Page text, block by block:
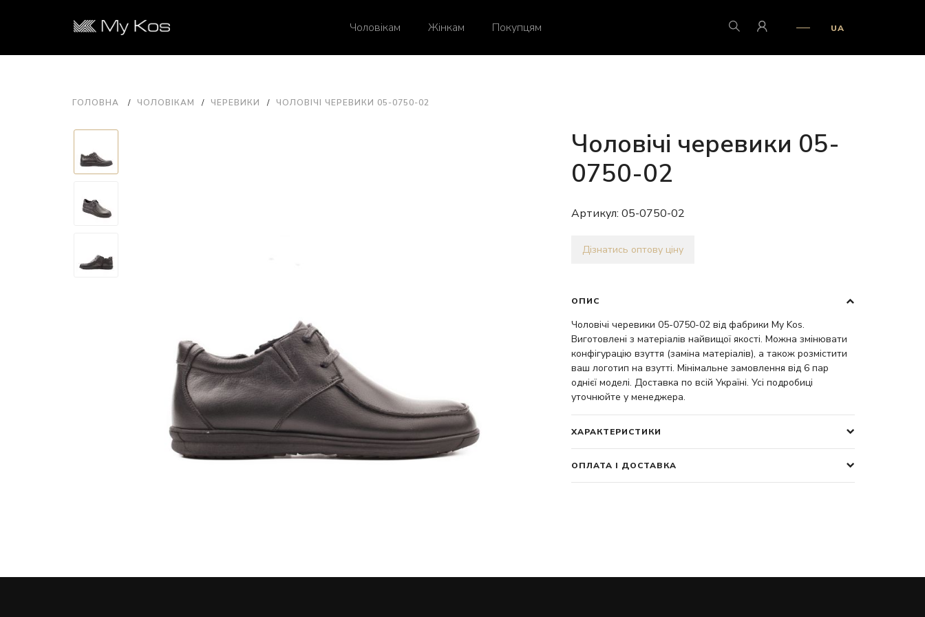
Чоловікам Жінкам Покупцям UA
ГОЛОВНА ЧОЛОВІКАМ ЧЕРЕВИКИ ЧОЛОВІЧІ ЧЕРЕВИКИ 05-0750-02
Чоловічі черевики 05-
0750-02
Артикул: 05-0750-02
Дізнатись оптову ціну
ОПИС
Чоловічі черевики 05-0750-02 від фабрики My Kos.
Виготовлені з матеріалів найвищої якості. Можна змінювати
конфігурацію взуття (заміна матеріалів), а також розмістити
ваш логотип на взутті. Мінімальне замовлення від 6 пар
однієї моделі. Доставка по всій Україні. Усі подробиці
уточнюйте у менеджера.
ХАРАКТЕРИСТИКИ
ОПЛАТА І ДОСТАВКА